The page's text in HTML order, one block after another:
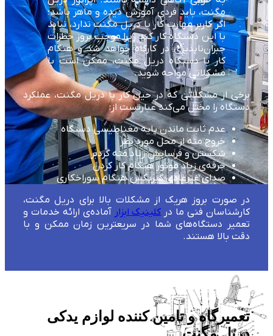
مگنت، باید فردی آموزش دیده و ماهر باشد؛
اگر کاربر مهارت کار با دریل مگنت ندارد، نباید
با این دستگاه کار کند زیرا موجب بروز خطرات
جبران‌ناپذیری در کارگاه خواهد شد و هنگام
کار با دستگاه دریل مگنت، ممکن است با
مشکلاتی مواجه شوید.
برخی از مشکلاتی که در حین کار با دریل مگنت، عملکرد
دستگاه را مختل می‌کند عبارتست از:
عدم ثابت ماندن پایه مغناطیسی دستگاه
خروج مته از محل مورد نظر
شکستن و فرسایش زیاد مته گردبر
جرقه‌ی زیاد موتور هنگام کار کردن
صدای غیرعادی گیربکس هنگام سوراخکاری
در صورت بروز هریک از مشکلات بالا برای دریل مگنت،
کارشناسان فنی ما در کلینیک ابزار آماده‌ی ارائه خدمات و
تعمیر دستگاه‌های شما در سریعترین زمان ممکن و با
دقت بالا هستند.
تعمیرگاه و تامین کننده لوازم یدکی